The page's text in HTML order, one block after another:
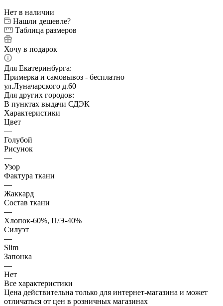
Нет в наличии
Нашли дешевле?
Таблица размеров
Хочу в подарок
Для Екатеринбурга:
Примерка и самовывоз - бесплатно
ул.Луначарского д.60
Для других городов:
В пунктах выдачи СДЭК
Характеристики
Цвет
—
Голубой
Рисунок
—
Узор
Фактура ткани
—
Жаккард
Состав ткани
—
Хлопок-60%, П/Э-40%
Силуэт
—
Slim
Запонка
—
Нет
Все характеристики
Цена действительна только для интернет-магазина и может
отличаться от цен в розничных магазинах